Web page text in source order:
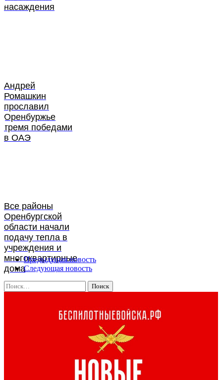
насаждения
Андрей
Ромашкин
прославил
Оренбуржье
тремя победами
в ОАЭ
Все районы
Оренбургской
области начали
подачу тепла в
учреждения и
многоквартирные
дома
Предыдущая новость
Следующая новость
Найти: